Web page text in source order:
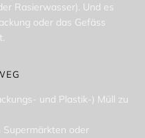
Rasierwasser). Und es
oder das Gefäss
und Plastik-) Müll zu
oder